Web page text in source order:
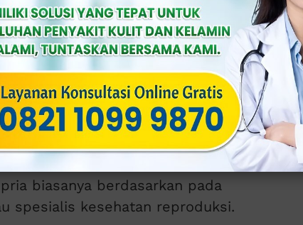
kulit selama aktivitas seksual, baik
meliputi pertumbuhan
berwarna daging pada area kelamin,
gatal atau terbakar.
biasanya berdasarkan pada
spesialis kesehatan reproduksi.